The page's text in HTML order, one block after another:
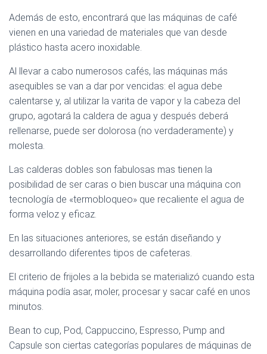
Además de esto, encontrará que las máquinas de café
vienen en una variedad de materiales que van desde
plástico hasta acero inoxidable.
Al llevar a cabo numerosos cafés, las máquinas más
asequibles se van a dar por vencidas: el agua debe
calentarse y, al utilizar la varita de vapor y la cabeza del
grupo, agotará la caldera de agua y después deberá
rellenarse, puede ser dolorosa (no verdaderamente) y
molesta.
Las calderas dobles son fabulosas mas tienen la
posibilidad de ser caras o bien buscar una máquina con
tecnología de «termobloqueo» que recaliente el agua de
forma veloz y eficaz.
En las situaciones anteriores, se están diseñando y
desarrollando diferentes tipos de cafeteras.
El criterio de frijoles a la bebida se materializó cuando esta
máquina podía asar, moler, procesar y sacar café en unos
minutos.
Bean to cup, Pod, Cappuccino, Espresso, Pump and
Capsule son ciertas categorías populares de máquinas de